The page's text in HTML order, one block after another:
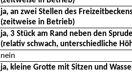
ja, an zwei Stellen des
(zeitweise in Betrieb)
ja, 3 Stück am Rand neben den
(relativ schwach, unterschiedliche
nein
ja, kleine Grotte mit Sitzen und